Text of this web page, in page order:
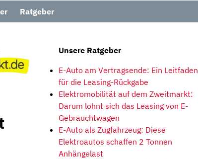
Ratgeber
Unsere Ratgeber
E-Auto am Vertragsende: Ein Leitfaden
für die Leasing-Rückgabe
Elektromobilität auf dem Zweitmarkt:
Darum lohnt sich das Leasing von E-
Gebrauchtwagen
E-Auto als Zugfahrzeug: Diese
Elektroautos schaffen 2 Tonnen
Anhängelast